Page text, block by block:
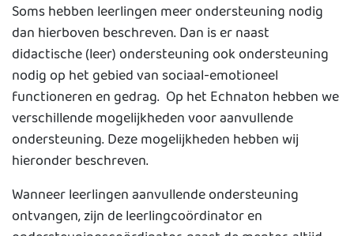
Soms hebben leerlingen meer ondersteuning nodig
dan hierboven beschreven. Dan is er naast
didactische (leer) ondersteuning ook ondersteuning
nodig op het gebied van sociaal-emotioneel
functioneren en gedrag. Op het Echnaton hebben we
verschillende mogelijkheden voor aanvullende
ondersteuning. Deze mogelijkheden hebben wij
hieronder beschreven.
Wanneer leerlingen aanvullende ondersteuning
ontvangen, zijn de leerlingcoördinator en